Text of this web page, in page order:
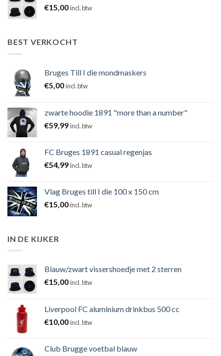
€15,00incl. btw
BEST VERKOCHT
Bruges Till I die mondmaskers
€5,00incl. btw
zwarte hoodie 1891 "more than a number"
€59,99incl. btw
FC Bruges 1891 casual regenjas
€54,99incl. btw
Vlag Bruges till I die 100 x 150 cm
€15,00incl. btw
IN DE KIJKER
Blauw/zwart vissershoedje met 2 sterren
€15,00incl. btw
Liverpool FC aluminium drinkbus 500 cc
€10,00incl. btw
Club Brugge voetbal blauw